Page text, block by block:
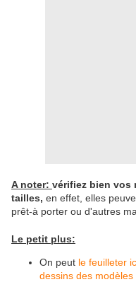
A noter: vérifiez bien vos
tailles, en effet, elles
prêt-à porter ou d'autres
Le petit plus:
On peut le feuilleter
dessins des modèles